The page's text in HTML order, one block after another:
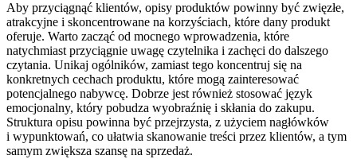
Aby przyciągnąć klientów, opisy produktów powinny być zwięzłe,
atrakcyjne i skoncentrowane na korzyściach, które dany produkt
oferuje. Warto zacząć od mocnego wprowadzenia, które
natychmiast przyciągnie uwagę czytelnika i zachęci do dalszego
czytania. Unikaj ogólników, zamiast tego koncentruj się na
konkretnych cechach produktu, które mogą zainteresować
potencjalnego nabywcę. Dobrze jest również stosować język
emocjonalny, który pobudza wyobraźnię i skłania do zakupu.
Struktura opisu powinna być przejrzysta, z użyciem nagłówków
i wypunktowań, co ułatwia skanowanie treści przez klientów, a tym
samym zwiększa szansę na sprzedaż.